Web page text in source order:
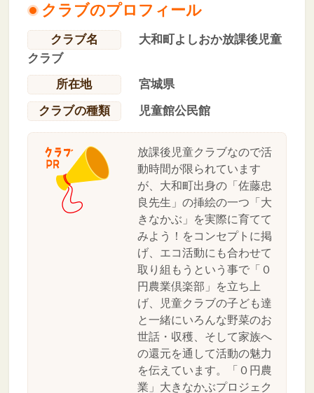
クラブのプロフィール
クラブ名
大和町よしおか放課後児童
クラブ
所在地
宮城県
クラブの種類
児童館公民館
放課後児童クラブなので活
動時間が限られています
が、大和町出身の「佐藤忠
良先生」の挿絵の一つ「大
きなかぶ」を実際に育てて
みよう！をコンセプトに掲
げ、エコ活動にも合わせて
取り組もうという事で「０
円農業倶楽部」を立ち上
げ、児童クラブの子ども達
と一緒にいろんな野菜のお
世話・収穫、そして家族へ
の還元を通して活動の魅力
を伝えています。「０円農
業」大きなかぶプロジェク